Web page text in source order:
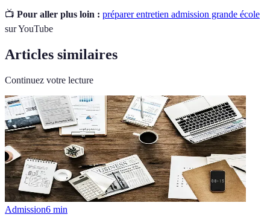
📺 Pour aller plus loin : préparer entretien admission grande école
sur YouTube
Articles similaires
Continuez votre lecture
Admission6 min